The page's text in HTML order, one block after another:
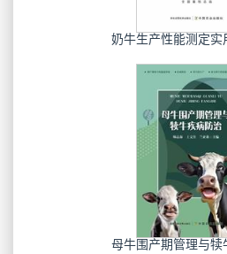
奶牛生产性能测定实
母牛围产期管理与犊